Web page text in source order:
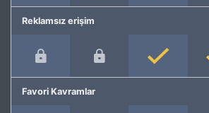
Reklamsız erişim
Favori Kavramlar